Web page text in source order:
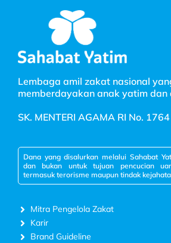
Lembaga amil zakat nasional
memberdayakan anak yatim dan
SK. MENTERI AGAMA RI No.
Dana yang disalurkan melalui Sahabat
dan bukan untuk tujuan pencucian
termasuk terorisme maupun tindak
Mitra Pengelola Zakat
Karir
Brand Guideline